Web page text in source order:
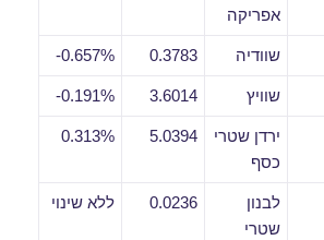
אפריקה
שוודיה 0.3783
0.657%-
שוויץ 3.6014
0.191%-
ירדן שטרי
כסף
5.0394
0.313%
לבנון
שטרי
0.0236 ללא שינוי